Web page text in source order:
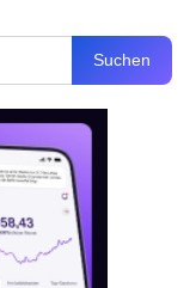
Suchen